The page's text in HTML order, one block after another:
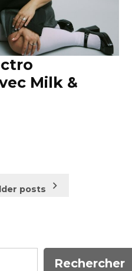
Milk &
posts
Rechercher